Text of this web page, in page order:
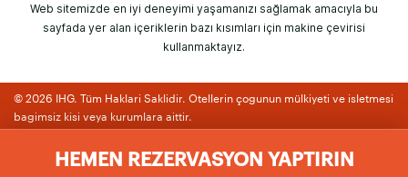
HEMEN REZERVASYON YAPTIRIN
Web sitemizde en iyi deneyimi yaşamanızı sağlamak amacıyla bu
sayfada yer alan içeriklerin bazı kısımları için makine çevirisi
kullanmaktayız.
© 2026 IHG. Tüm Haklari Saklidir. Otellerin çogunun mülkiyeti ve isletmesi
bagimsiz kisi veya kurumlara aittir.